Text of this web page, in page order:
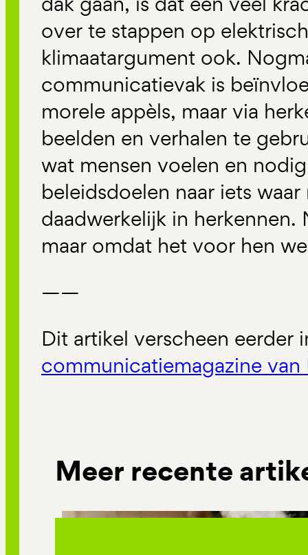
over te stappen op
klimaatargument ook.
communicatievak is
morele appèls, maar via
beelden en verhalen te
wat mensen voelen en
beleidsdoelen naar iets
daadwerkelijk in
maar omdat het voor hen
——
Dit artikel verscheen eerder
communicatiemagazine van
Meer recente